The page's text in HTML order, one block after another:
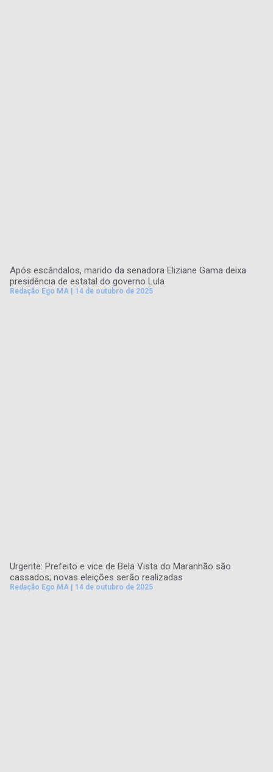
Após escândalos, marido da senadora Eliziane Gama deixa
presidência de estatal do governo Lula
Redação Ego MA 14 de outubro de 2025
Urgente: Prefeito e vice de Bela Vista do Maranhão são
cassados; novas eleições serão realizadas
Redação Ego MA 14 de outubro de 2025